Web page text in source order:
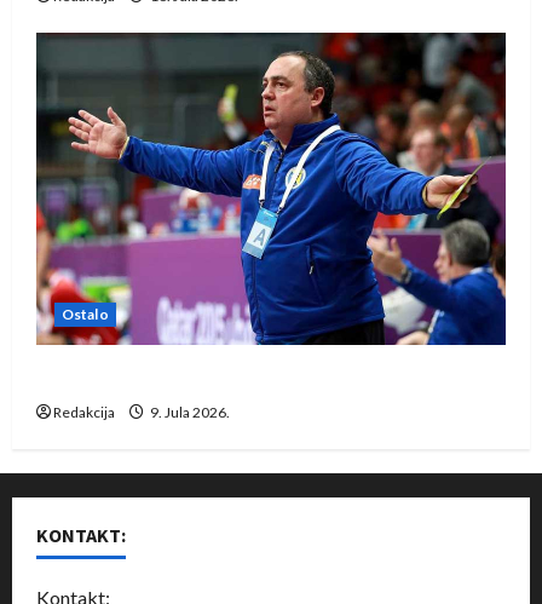
Ostalo
Redakcija 9. Jula 2026.
KONTAKT:
Kontakt: